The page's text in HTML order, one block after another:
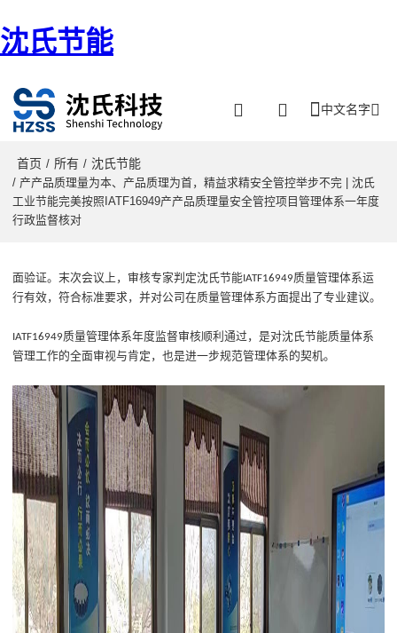
沈氏节能
中文名字
首页 / 所有 / 沈氏节能
/ 产产品质理量为本、产品质理为首，精益求精安全管控举步不完 | 沈氏
工业节能完美按照IATF16949产产品质理量安全管控项目管理体系一年度
行政监督核对
面验证。末次会议上，审核专家判定沈氏节能IATF16949质量管理体系运
行有效，符合标准要求 ，并对公司在质量管理体系方面提出了专业建议。
IATF16949质量管理体系年度监督审核顺利通过 ，是对沈氏节能质量体系
管理工作的全面审视与肯定，也是进一步规范管理体系的契机。